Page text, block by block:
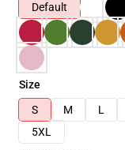
Default
Size
S
M L
5XL